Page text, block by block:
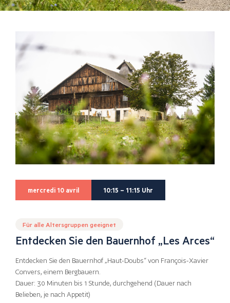
mercredi 10 avril 10:15 – 11:15 Uhr
Für alle Altersgruppen geeignet
Entdecken Sie den Bauernhof „Les Arces“
Entdecken Sie den Bauernhof „Haut-Doubs“ von François-Xavier
Convers, einem Bergbauern.
Dauer: 30 Minuten bis 1 Stunde, durchgehend (Dauer nach
Belieben, je nach Appetit)